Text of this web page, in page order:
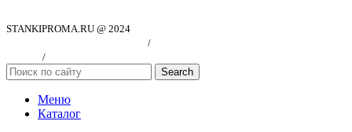
STANKIPROMA.RU @ 2024
/
/
Search
Меню
Каталог